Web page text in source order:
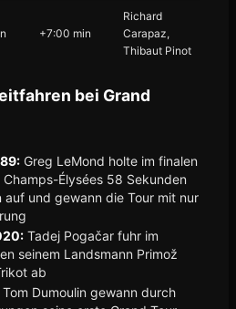
+7:00 min
Richard
Carapaz,
Thibaut Pinot
bei Grand
Greg LeMond holte im finalen
Élysées 58 Sekunden
auf und gewann die Tour mit nur
Tadej Pogačar fuhr im
seinem Landsmann Primož
ab
Tom Dumoulin gewann durch